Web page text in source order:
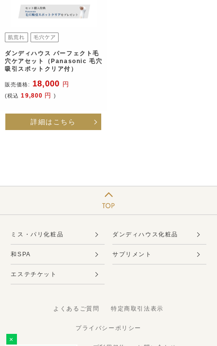
ダンディハウス パーフェクト毛
穴ケアセット（Panasonic 毛穴
吸引スポットクリア付）
販売価格: 18,000 円
(税込 19,800 円)
詳細はこちら
×
ミス・パリ化粧品 ダンディハウス化粧品
和SPA サプリメント
エステチケット
よくあるご質問 特定商取引法表示
プライバシーポリシー